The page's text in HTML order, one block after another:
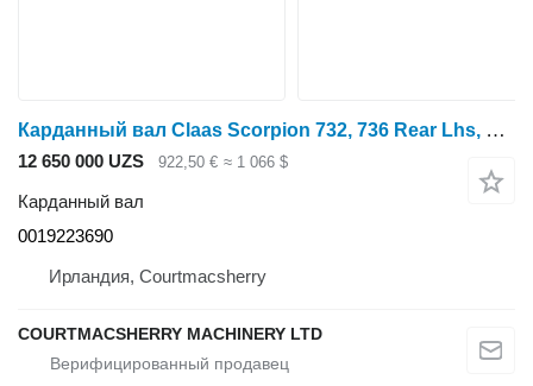
Карданный вал Claas Scorpion 732, 736 Rear Lhs, Rhs Front Lhs, Rhs Axle Drive Shaft 0019223690 для сельскохозяйственного погрузчика Claas Scorpion 732, 736
12 650 000 UZS 922,50 € ≈ 1 066 $
Карданный вал
0019223690
Ирландия, Courtmacsherry
COURTMACSHERRY MACHINERY LTD